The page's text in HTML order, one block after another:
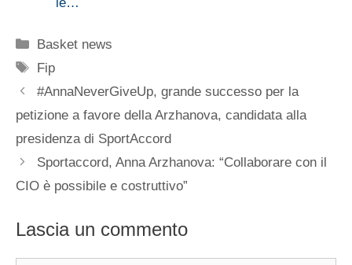
Categorie
Basket news
Tag
Fip
#AnnaNeverGiveUp, grande successo per la
petizione a favore della Arzhanova, candidata alla
presidenza di SportAccord
Sportaccord, Anna Arzhanova: “Collaborare con il
CIO è possibile e costruttivo”
Lascia un commento